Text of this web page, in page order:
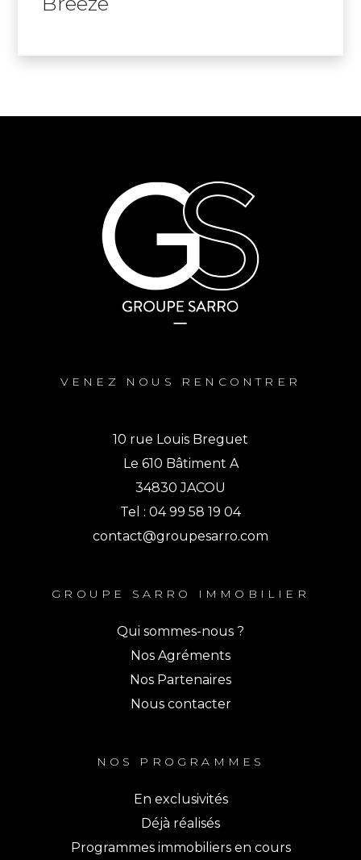
VENEZ NOUS RENCONTRER
10 rue Louis Breguet
Le 610 Bâtiment A
34830 JACOU
Tel : 04 99 58 19 04
contact@groupesarro.com
GROUPE SARRO IMMOBILIER
Qui sommes-nous ?
Nos Agréments
Nos Partenaires
Nous contacter
NOS PROGRAMMES
En exclusivités
Déjà réalisés
Programmes immobiliers en cours